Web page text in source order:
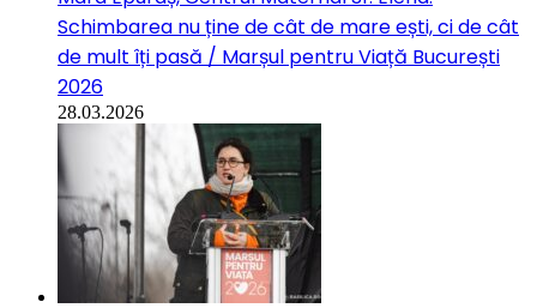
Schimbarea nu ține de cât de mare ești, ci de cât
de mult îți pasă / Marșul pentru Viață București
2026
28.03.2026